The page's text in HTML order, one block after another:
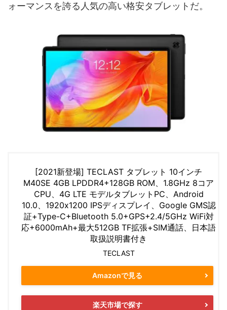
ォーマンスを誇る人気の高い格安タブレットだ。
[2021新登場] TECLAST タブレット 10インチ
M40SE 4GB LPDDR4+128GB ROM、1.8GHz 8コア
CPU、4G LTE モデルタブレットPC、Android
10.0、1920x1200 IPSディスプレイ、Google GMS認
証+Type-C+Bluetooth 5.0+GPS+2.4/5GHz WiFi対
応+6000mAh+最大512GB TF拡張+SIM通話、日本語
取扱説明書付き
TECLAST
Amazonで見る
楽天市場で探す